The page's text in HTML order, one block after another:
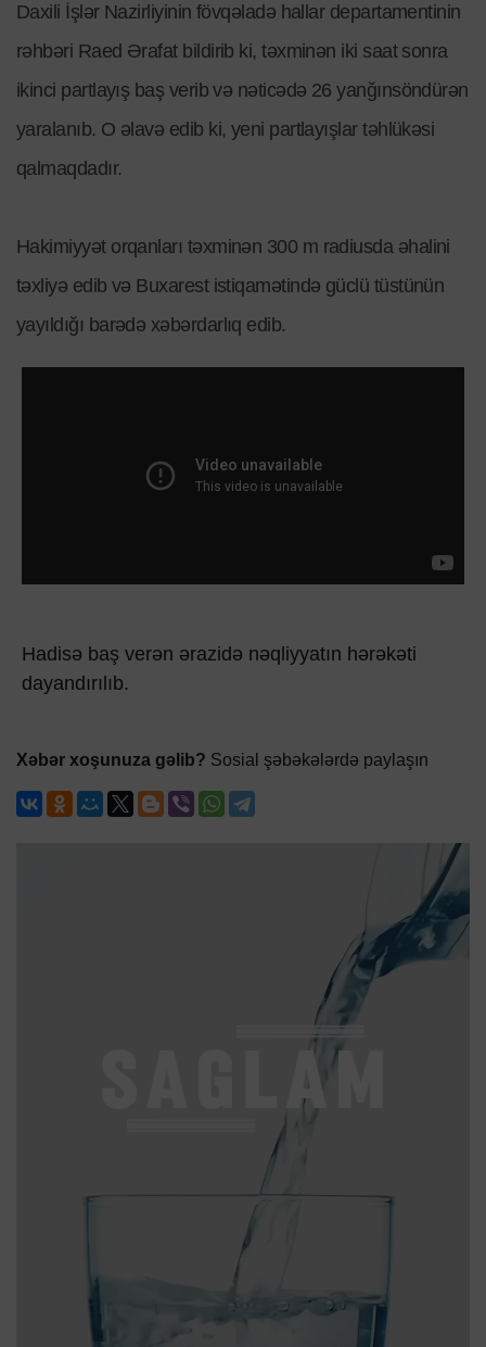
Daxili İşlər Nazirliyinin fövqəladə hallar departamentinin
rəhbəri Raed Ərafat bildirib ki, təxminən iki saat sonra
ikinci partlayış baş verib və nəticədə 26 yanğınsöndürən
yaralanıb. O əlavə edib ki, yeni partlayışlar təhlükəsi
qalmaqdadır.
Hakimiyyət orqanları təxminən 300 m radiusda əhalini
təxliyə edib və Buxarest istiqamətində güclü tüstünün
yayıldığı barədə xəbərdarlıq edib.
Hadisə baş verən ərazidə nəqliyyatın hərəkəti
dayandırılıb.
Xəbər xoşunuza gəlib? Sosial şəbəkələrdə paylaşın